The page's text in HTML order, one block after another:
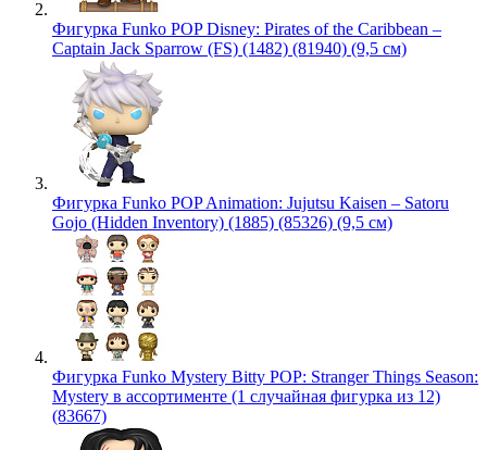
Фигурка Funko POP Disney: Pirates of the Caribbean –
Captain Jack Sparrow (FS) (1482) (81940) (9,5 см)
Фигурка Funko POP Animation: Jujutsu Kaisen – Satoru
Gojo (Hidden Inventory) (1885) (85326) (9,5 см)
Фигурка Funko Mystery Bitty POP: Stranger Things Season:
Mystery в ассортименте (1 случайная фигурка из 12)
(83667)